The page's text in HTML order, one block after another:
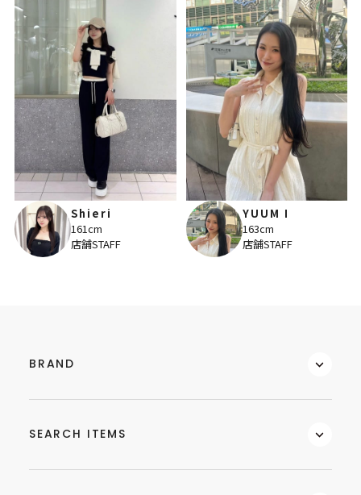
Shieri
161cm
店舗STAFF
YUUM I
163cm
店舗STAFF
BRAND
SEARCH ITEMS